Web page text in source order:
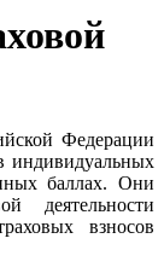
Федерации
индивидуальных
баллах. Они
деятельности
взносов